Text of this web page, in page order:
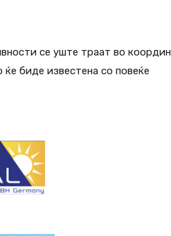
се уште траат во
биде известена со повеќе